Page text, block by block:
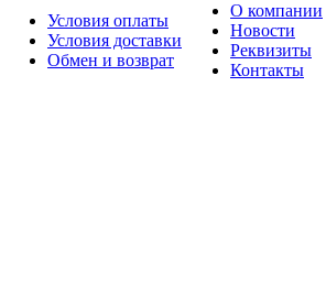
Условия оплаты
Условия доставки
Обмен и возврат
О компании
Новости
Реквизиты
Контакты